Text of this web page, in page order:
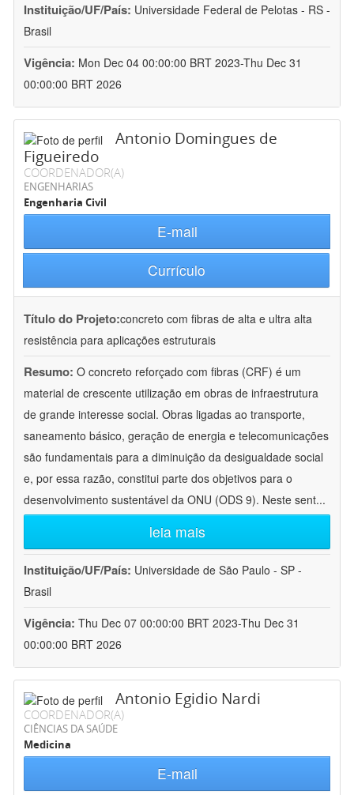
Instituição/UF/País: Universidade Federal de Pelotas - RS -
Brasil
Vigência: Mon Dec 04 00:00:00 BRT 2023-Thu Dec 31
00:00:00 BRT 2026
Antonio Domingues de
Figueiredo
COORDENADOR(A)
ENGENHARIAS
Engenharia Civil
E-mail
Currículo
Título do Projeto:concreto com fibras de alta e ultra alta
resistência para aplicações estruturais
Resumo: O concreto reforçado com fibras (CRF) é um
material de crescente utilização em obras de infraestrutura
de grande interesse social. Obras ligadas ao transporte,
saneamento básico, geração de energia e telecomunicações
são fundamentais para a diminuição da desigualdade social
e, por essa razão, constitui parte dos objetivos para o
desenvolvimento sustentável da ONU (ODS 9). Neste sent...
leia mais
Instituição/UF/País: Universidade de São Paulo - SP -
Brasil
Vigência: Thu Dec 07 00:00:00 BRT 2023-Thu Dec 31
00:00:00 BRT 2026
Antonio Egidio Nardi
COORDENADOR(A)
CIÊNCIAS DA SAÚDE
Medicina
E-mail